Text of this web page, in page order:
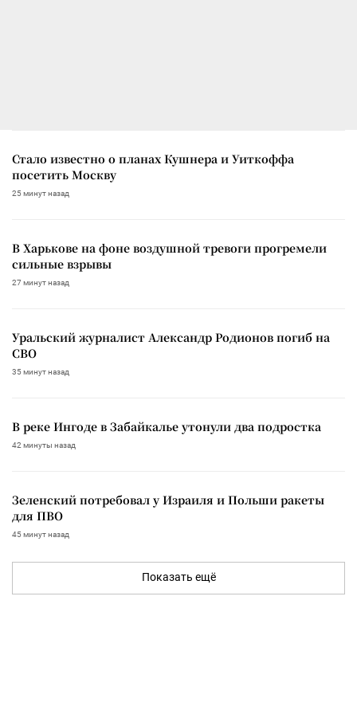
Стало известно о планах Кушнера и Уиткоффа
посетить Москву
25 минут назад
В Харькове на фоне воздушной тревоги прогремели
сильные взрывы
27 минут назад
Уральский журналист Александр Родионов погиб на
СВО
35 минут назад
В реке Ингоде в Забайкалье утонули два подростка
42 минуты назад
Зеленский потребовал у Израиля и Польши ракеты
для ПВО
45 минут назад
Показать ещё